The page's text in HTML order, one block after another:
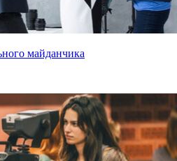
майданчика